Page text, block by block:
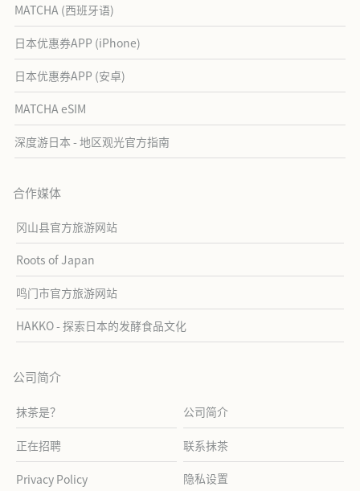
MATCHA (西班牙语)
日本优惠券APP (iPhone)
日本优惠券APP (安卓)
MATCHA eSIM
深度游日本 - 地区观光官方指南
合作媒体
冈山县官方旅游网站
Roots of Japan
鸣门市官方旅游网站
HAKKO - 探索日本的发酵食品文化
公司简介
抹茶是？ 公司简介
正在招聘 联系抹茶
Privacy Policy 隐私设置